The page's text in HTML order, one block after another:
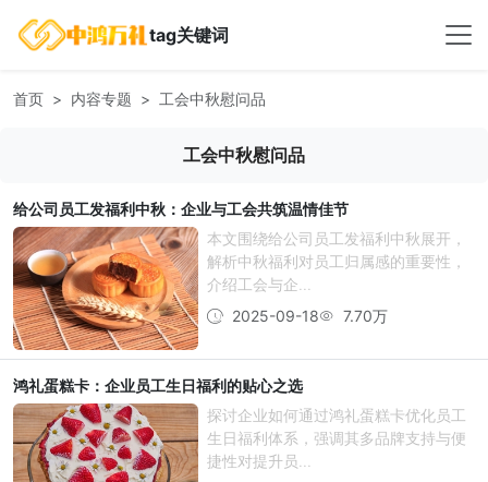
tag关键词
首页 内容专题 工会中秋慰问品
工会中秋慰问品
给公司员工发福利中秋：企业与工会共筑温情佳节
本文围绕给公司员工发福利中秋展开，
解析中秋福利对员工归属感的重要性，
介绍工会与企...
2025-09-18
7.70万
鸿礼蛋糕卡：企业员工生日福利的贴心之选
探讨企业如何通过鸿礼蛋糕卡优化员工
生日福利体系，强调其多品牌支持与便
捷性对提升员...